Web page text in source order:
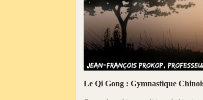
Le Qi Gong : Gymnastique